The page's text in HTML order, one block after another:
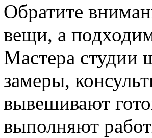
Обратите
вещи, а
Мастера студии
замеры,
вывешивают
выполняют